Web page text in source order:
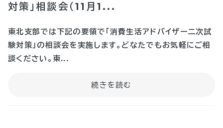
対策」相談会（11月1...
東北支部では下記の要領で「消費生活アドバイザー二次試
験対策」の相談会を実施します。どなたでもお気軽にご相
談ください。東...